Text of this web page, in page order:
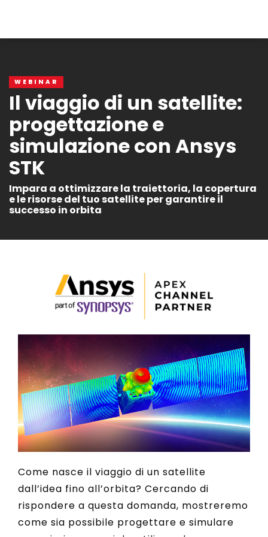
WEBINAR
Il viaggio di un satellite:
progettazione e
simulazione con Ansys
STK
Impara a ottimizzare la traiettoria, la copertura
e le risorse del tuo satellite per garantire il
successo in orbita
Come nasce il viaggio di un satellite
dall’idea fino all’orbita? Cercando di
rispondere a questa domanda, mostreremo
come sia possibile progettare e simulare